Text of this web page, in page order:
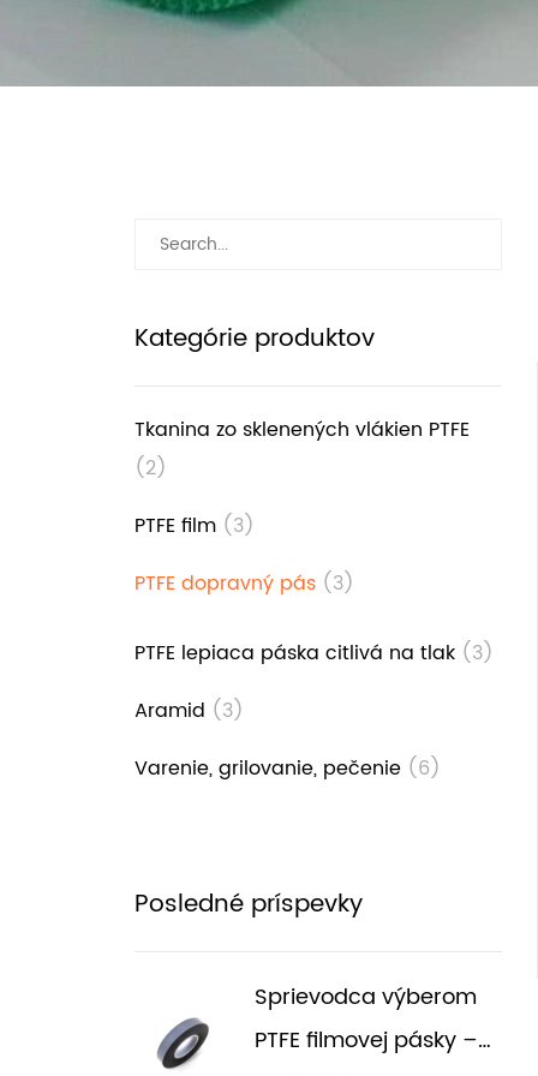
Kategórie produktov
Tkanina zo sklenených vlákien PTFE
(2)
PTFE film (3)
PTFE dopravný pás (3)
PTFE lepiaca páska citlivá na tlak (3)
Aramid (3)
Varenie, grilovanie, pečenie (6)
Posledné príspevky
Sprievodca výberom
PTFE filmovej pásky –